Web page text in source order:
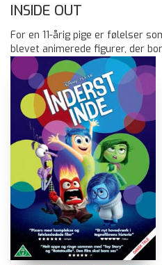
INSIDE OUT
For en 11-årig pige er følelser
blevet animerede figurer, der